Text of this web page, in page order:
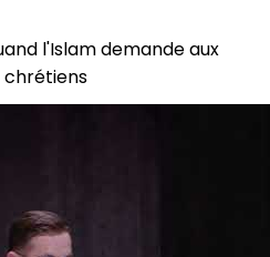
l'Islam demande aux
chrétiens